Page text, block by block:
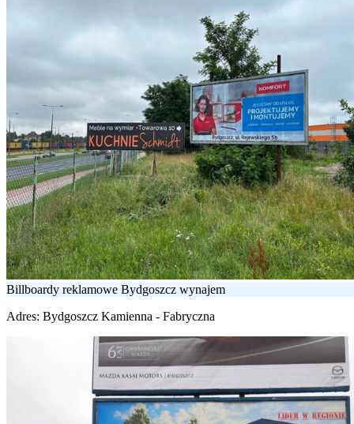
Billboardy reklamowe Bydgoszcz wynajem
Adres: Bydgoszcz Kamienna - Fabryczna